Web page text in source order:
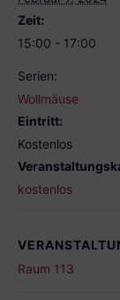
Zeit:
15:00 - 17:00
Serien:
Wollmäuse
Eintritt:
Kostenlos
kostenlos
Raum 113